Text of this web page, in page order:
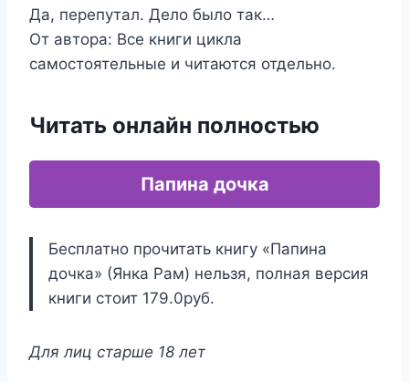
Да, перепутал. Дело было так…
От автора: Все книги цикла
самостоятельные и читаются отдельно.
Читать онлайн полностью
Папина дочка
Бесплатно прочитать книгу «Папина
дочка» (Янка Рам) нельзя, полная версия
книги стоит 179.0руб.
Для лиц старше 18 лет